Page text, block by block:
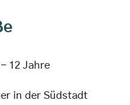
12 Jahre
in der Südstadt